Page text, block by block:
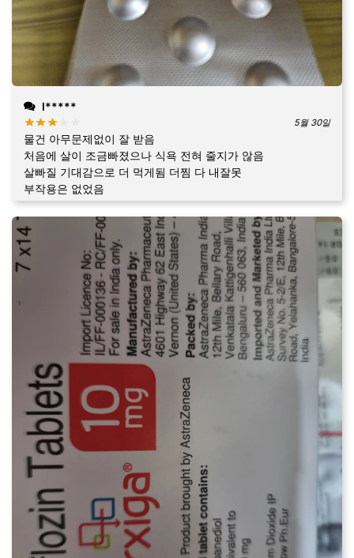
l*****
5월 30일
물건 아무문제없이 잘 받음
처음에 살이 조금빠졌으나 식욕 전혀 줄지가 않음
살빠질 기대감으로 더 먹게됨 더찜 다 내잘못
부작용은 없었음